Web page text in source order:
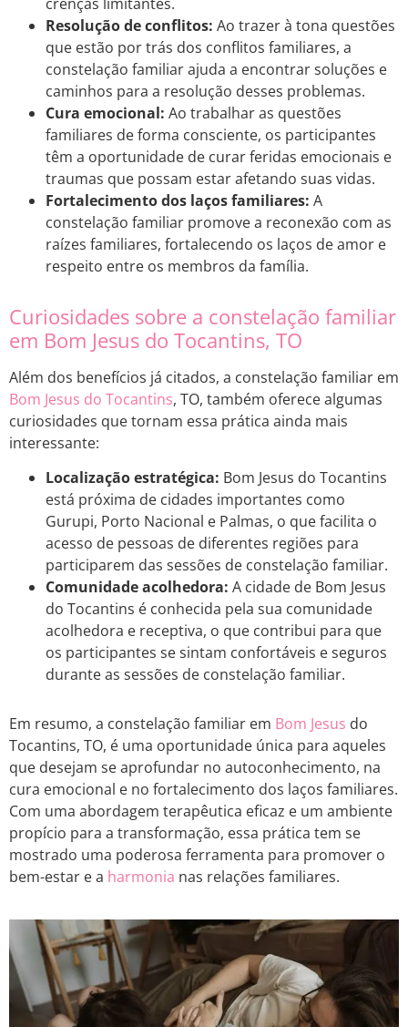
Resolução de conflitos: Ao trazer à tona questões
que estão por trás dos conflitos familiares, a
constelação familiar ajuda a encontrar soluções e
caminhos para a resolução desses problemas.
Cura emocional: Ao trabalhar as questões
familiares de forma consciente, os participantes
têm a oportunidade de curar feridas emocionais e
traumas que possam estar afetando suas vidas.
Fortalecimento dos laços familiares: A
constelação familiar promove a reconexão com as
raízes familiares, fortalecendo os laços de amor e
respeito entre os membros da família.
Curiosidades sobre a constelação familiar
em Bom Jesus do Tocantins, TO
Além dos benefícios já citados, a constelação familiar em
Bom Jesus do Tocantins, TO, também oferece algumas
curiosidades que tornam essa prática ainda mais
interessante:
Localização estratégica: Bom Jesus do Tocantins
está próxima de cidades importantes como
Gurupi, Porto Nacional e Palmas, o que facilita o
acesso de pessoas de diferentes regiões para
participarem das sessões de constelação familiar.
Comunidade acolhedora: A cidade de Bom Jesus
do Tocantins é conhecida pela sua comunidade
acolhedora e receptiva, o que contribui para que
os participantes se sintam confortáveis e seguros
durante as sessões de constelação familiar.
Em resumo, a constelação familiar em Bom Jesus do
Tocantins, TO, é uma oportunidade única para aqueles
que desejam se aprofundar no autoconhecimento, na
cura emocional e no fortalecimento dos laços familiares.
Com uma abordagem terapêutica eficaz e um ambiente
propício para a transformação, essa prática tem se
mostrado uma poderosa ferramenta para promover o
bem-estar e a harmonia nas relações familiares.